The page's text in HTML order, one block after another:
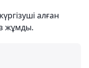
алған
жұмды.